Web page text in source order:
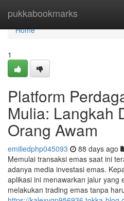
pukkabookmarks
Home
Home
1
Platform
Mulia: Langkah
Orang Awam
emiliedphp045093 88 days ago
Memulai transaksi emas saat ini
adanya media investasi emas.
aplikasi ini menawarkan jalur yang
melakukan trading emas tanpa